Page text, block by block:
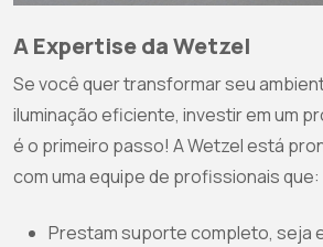
A Expertise da Wetzel
Se você quer transformar seu
iluminação eficiente, investir em um
é o primeiro passo! A Wetzel está
com uma equipe de profissionais que:
Prestam suporte completo, seja